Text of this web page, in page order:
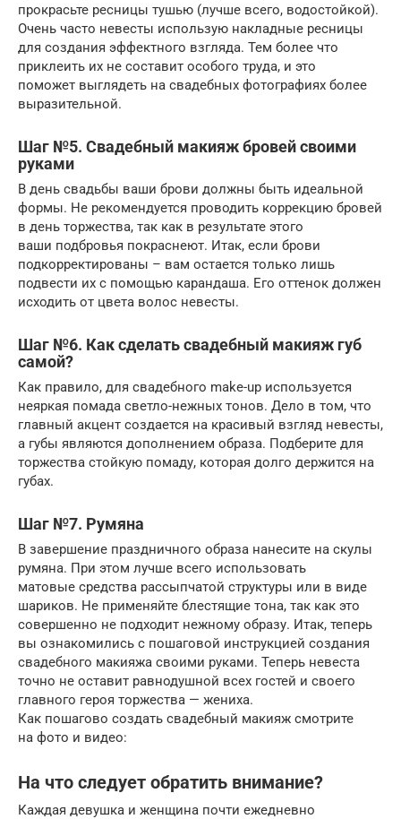
прокрасьте ресницы тушью (лучше всего, водостойкой).
Очень часто невесты использую накладные ресницы
для создания эффектного взгляда. Тем более что
приклеить их не составит особого труда, и это
поможет выглядеть на свадебных фотографиях более
выразительной.
Шаг №5. Свадебный макияж бровей своими
руками
В день свадьбы ваши брови должны быть идеальной
формы. Не рекомендуется проводить коррекцию бровей
в день торжества, так как в результате этого
ваши подбровья покраснеют. Итак, если брови
подкорректированы – вам остается только лишь
подвести их с помощью карандаша. Его оттенок должен
исходить от цвета волос невесты.
Шаг №6. Как сделать свадебный макияж губ
самой?
Как правило, для свадебного make-up используется
неяркая помада светло-нежных тонов. Дело в том, что
главный акцент создается на красивый взгляд невесты,
а губы являются дополнением образа. Подберите для
торжества стойкую помаду, которая долго держится на
губах.
Шаг №7. Румяна
В завершение праздничного образа нанесите на скулы
румяна. При этом лучше всего использовать
матовые средства рассыпчатой структуры или в виде
шариков. Не применяйте блестящие тона, так как это
совершенно не подходит нежному образу. Итак, теперь
вы ознакомились с пошаговой инструкцией создания
свадебного макияжа своими руками. Теперь невеста
точно не оставит равнодушной всех гостей и своего
главного героя торжества — жениха.
Как пошагово создать свадебный макияж смотрите
на фото и видео:
На что следует обратить внимание?
Каждая девушка и женщина почти ежедневно